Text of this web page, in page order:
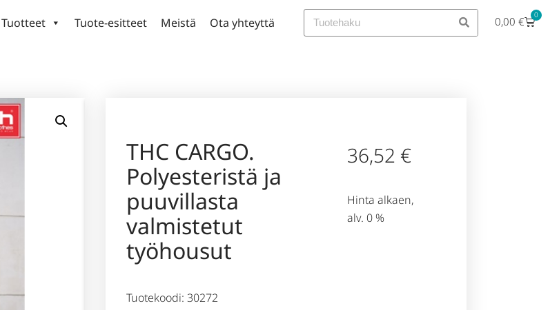
Tuotteet Tuote-esitteet Meistä Ota yhteyttä 0,00€ 0
THC CARGO.
Polyesteristä ja
puuvillasta
valmistetut
työhousut
Tuotekoodi: 30272
36,52 €
Hinta alkaen,
alv. 0 %